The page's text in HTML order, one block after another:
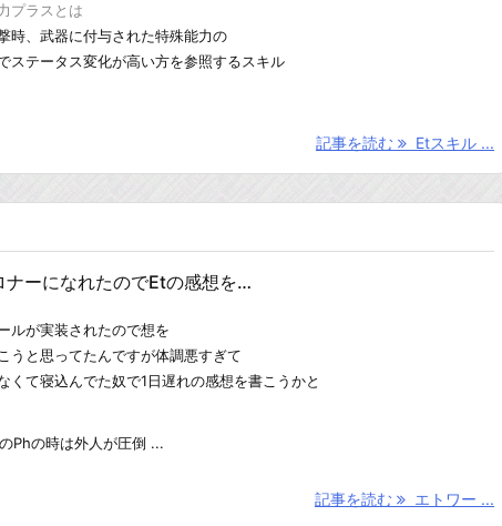
プラスとは
時、武器に付与された特殊能力の
ステータス変化が高い方を参照するスキル
記事を読む Etスキル ...
ナーになれたのでEtの感想を…
ルが実装されたので想を
うと思ってたんですが体調悪すぎて
くて寝込んでた奴で1日遅れの感想を書こうかと
Phの時は外人が圧倒 ...
記事を読む エトワー ...